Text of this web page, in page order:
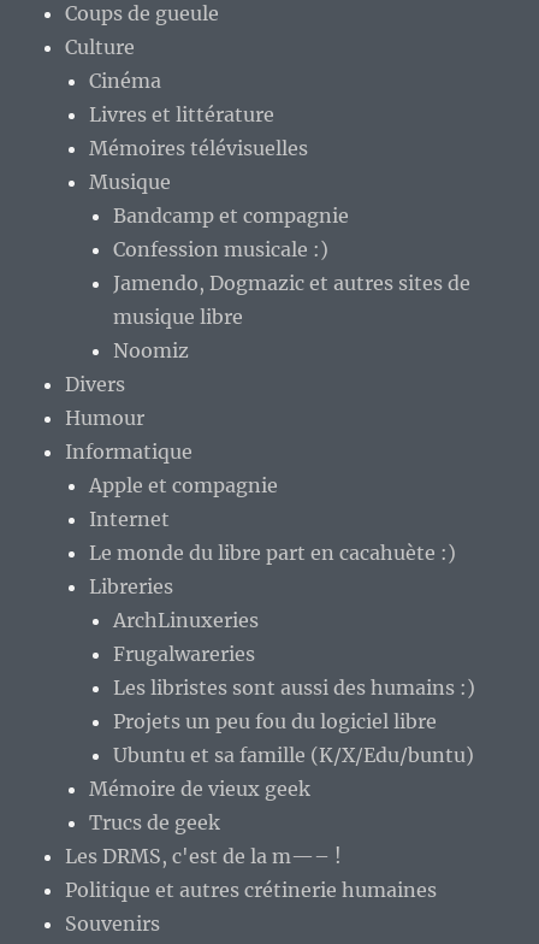
Coups de gueule
Culture
Cinéma
Livres et littérature
Mémoires télévisuelles
Musique
Bandcamp et compagnie
Confession musicale :)
Jamendo, Dogmazic et autres sites de
musique libre
Noomiz
Divers
Humour
Informatique
Apple et compagnie
Internet
Le monde du libre part en cacahuète :)
Libreries
ArchLinuxeries
Frugalwareries
Les libristes sont aussi des humains :)
Projets un peu fou du logiciel libre
Ubuntu et sa famille (K/X/Edu/buntu)
Mémoire de vieux geek
Trucs de geek
Les DRMS, c'est de la m—– !
Politique et autres crétinerie humaines
Souvenirs